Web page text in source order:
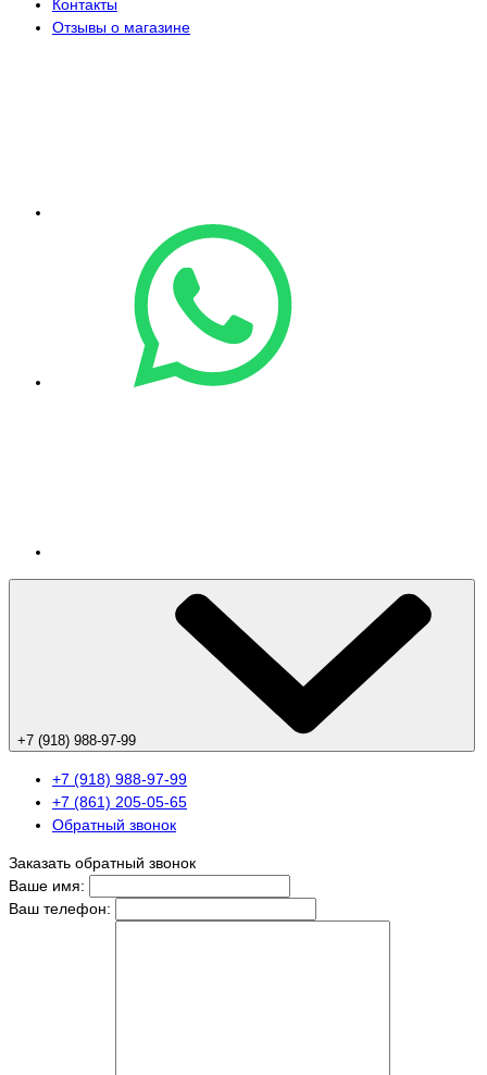
Контакты
Отзывы о магазине
+7 (918) 988-97-99
+7 (918) 988-97-99
+7 (861) 205-05-65
Обратный звонок
Заказать обратный звонок
Ваше имя:
Ваш телефон: